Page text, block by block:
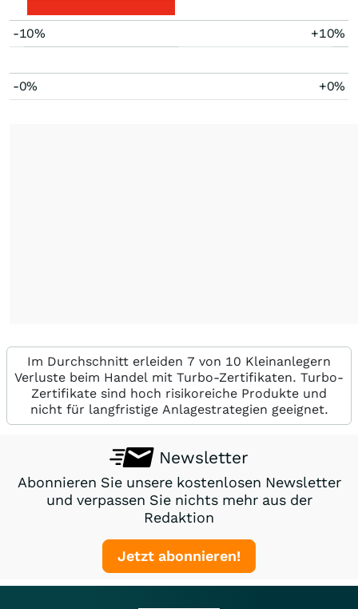
-10% +10%
-0% +0%
Im Durchschnitt erleiden 7 von 10 Kleinanlegern
Verluste beim Handel mit Turbo-Zertifikaten. Turbo-
Zertifikate sind hoch risikoreiche Produkte und
nicht für langfristige Anlagestrategien geeignet.
Newsletter
Abonnieren Sie unsere kostenlosen Newsletter
und verpassen Sie nichts mehr aus der
Redaktion
Jetzt abonnieren!